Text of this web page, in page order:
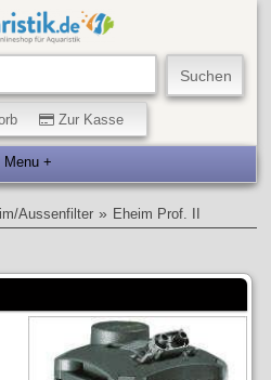
Zur Kasse
Aussenfilter » Eheim Prof. II